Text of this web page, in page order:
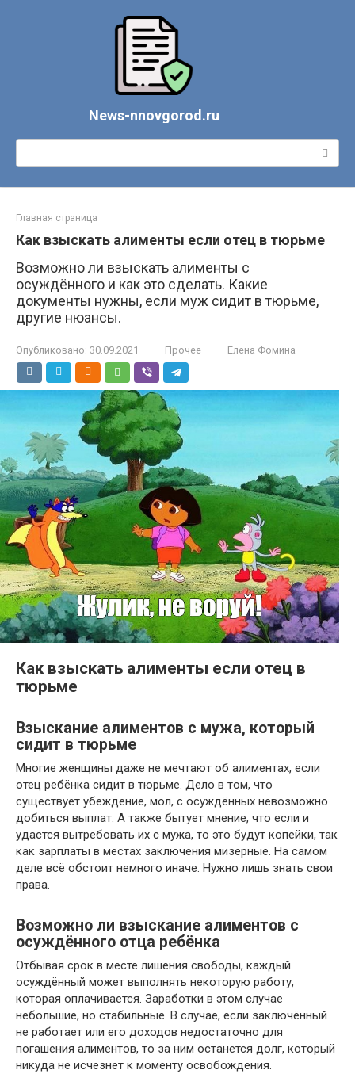
News-nnovgorod.ru
Поиск:
Главная страница
Как взыскать алименты если отец в тюрьме
Возможно ли взыскать алименты с
осуждённого и как это сделать. Какие
документы нужны, если муж сидит в тюрьме,
другие нюансы.
Опубликовано: 30.09.2021 Прочее Елена Фомина
Как взыскать алименты если отец в
тюрьме
Взыскание алиментов с мужа, который
сидит в тюрьме
Многие женщины даже не мечтают об алиментах, если
отец ребёнка сидит в тюрьме. Дело в том, что
существует убеждение, мол, с осуждённых невозможно
добиться выплат. А также бытует мнение, что если и
удастся вытребовать их с мужа, то это будут копейки, так
как зарплаты в местах заключения мизерные. На самом
деле всё обстоит немного иначе. Нужно лишь знать свои
права.
Возможно ли взыскание алиментов с
осуждённого отца ребёнка
Отбывая срок в месте лишения свободы, каждый
осуждённый может выполнять некоторую работу,
которая оплачивается. Заработки в этом случае
небольшие, но стабильные. В случае, если заключённый
не работает или его доходов недостаточно для
погашения алиментов, то за ним останется долг, который
никуда не исчезнет к моменту освобождения.